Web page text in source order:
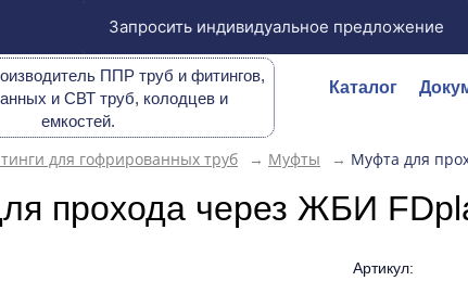
Запросить индивидуальное предложение
ППР труб и фитингов,
и СВТ труб, колодцев и
емкостей.
Каталог
для гофрированных труб → Муфты → Муфта для
прохода через ЖБИ
Артикул: